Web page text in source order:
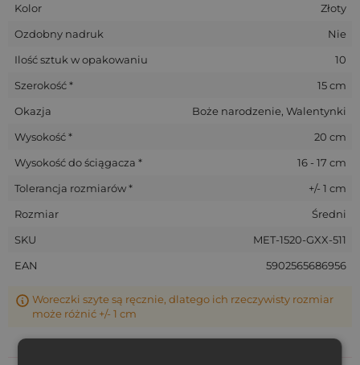
Kolor
Złoty
Ozdobny nadruk
Nie
Ilość sztuk w opakowaniu
10
Szerokość *
15 cm
Okazja
Boże narodzenie, Walentynki
Wysokość *
20 cm
Wysokość do ściągacza *
16 - 17 cm
Tolerancja rozmiarów *
+/- 1 cm
Rozmiar
Średni
SKU
MET-1520-GXX-511
EAN
5902565686956
Woreczki szyte są ręcznie, dlatego ich rzeczywisty rozmiar
może różnić +/- 1 cm